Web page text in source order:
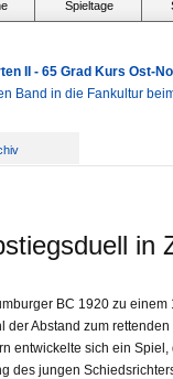
Spieltage
II - 65 Grad Kurs Ost-
Band in die Fankultur
in
BC 1920 zu
Abstand zum
entwickelte sich ein
des jungen